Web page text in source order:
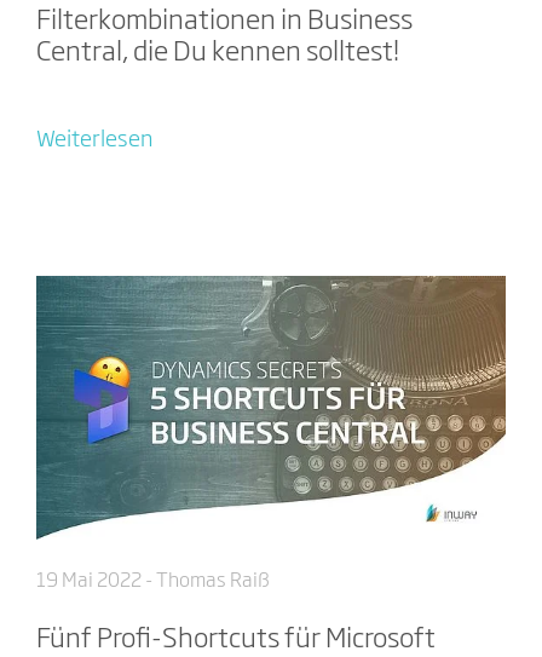
Filterkombinationen in Business
Central, die Du kennen solltest!
Weiterlesen
19 Mai 2022 - Thomas Raiß
Fünf Profi-Shortcuts für Microsoft